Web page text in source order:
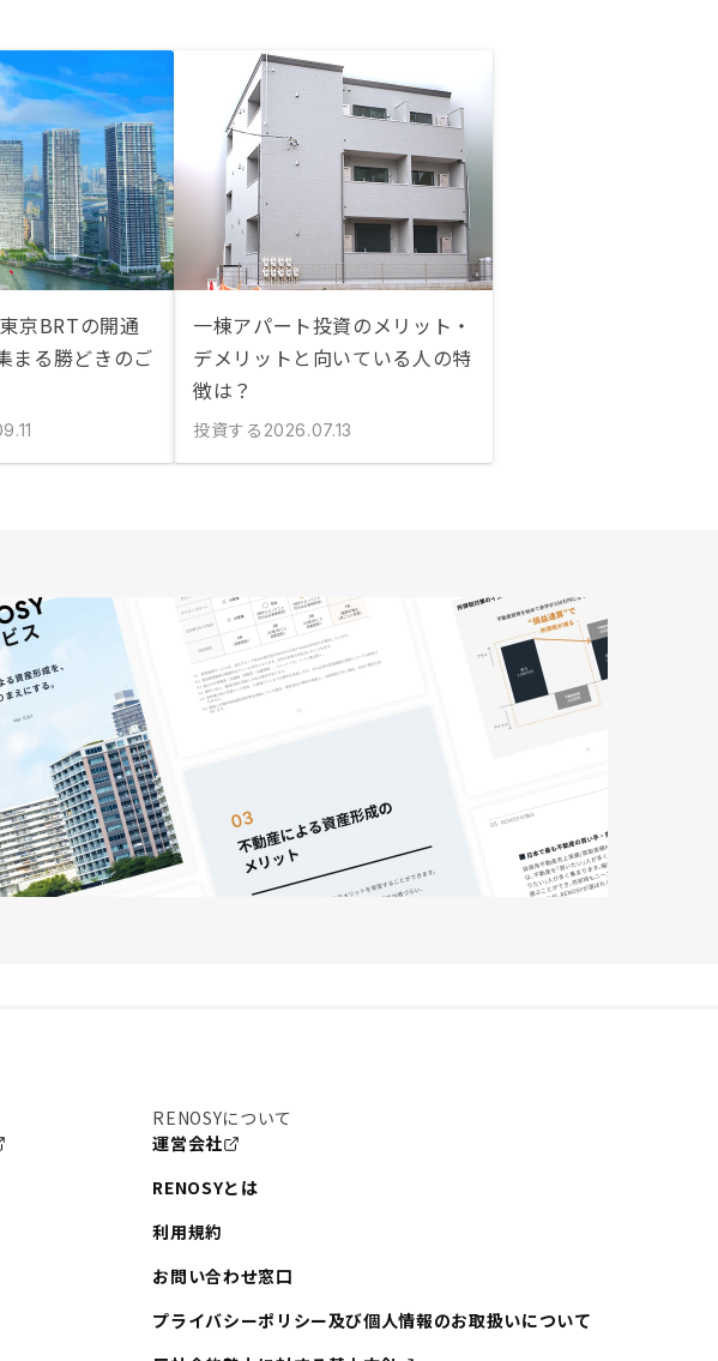
京BRTの開通
まる勝どきのご
一棟アパート投資のメリット・
デメリットと向いている人の特
徴は？
投資する 2026.07.13
RENOSYについて
運営会社
RENOSYとは
利用規約
お問い合わせ窓口
プライバシーポリシー及び個人情報のお取扱いについて